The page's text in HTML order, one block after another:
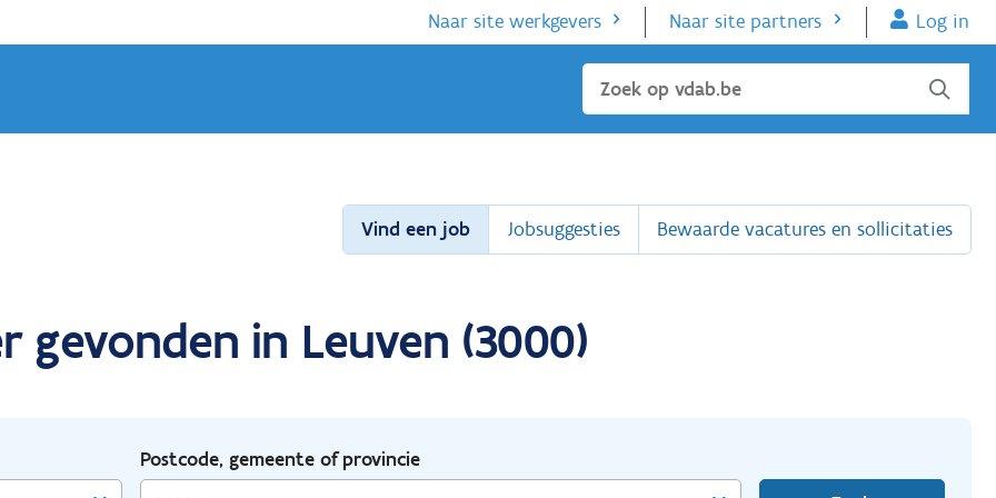
Naar site werkgevers Naar site partners Log in
Sluiten
Vind een job Jobsuggesties Bewaarde vacatures en sollicitaties
gevonden in Leuven (3000)
Postcode, gemeente of provincie